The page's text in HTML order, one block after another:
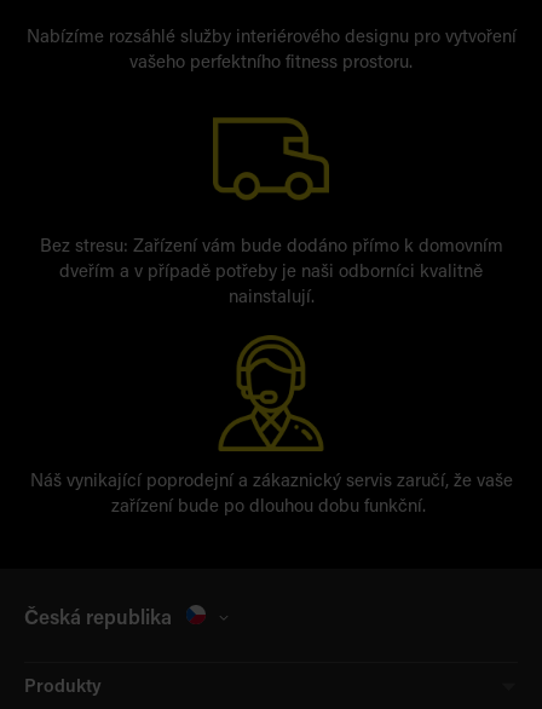
Nabízíme rozsáhlé služby interiérového designu pro vytvoření
vašeho perfektního fitness prostoru.
Bez stresu: Zařízení vám bude dodáno přímo k domovním
dveřím a v případě potřeby je naši odborníci kvalitně
nainstalují.
Náš vynikající poprodejní a zákaznický servis zaručí, že vaše
zařízení bude po dlouhou dobu funkční.
Česká republika
Produkty